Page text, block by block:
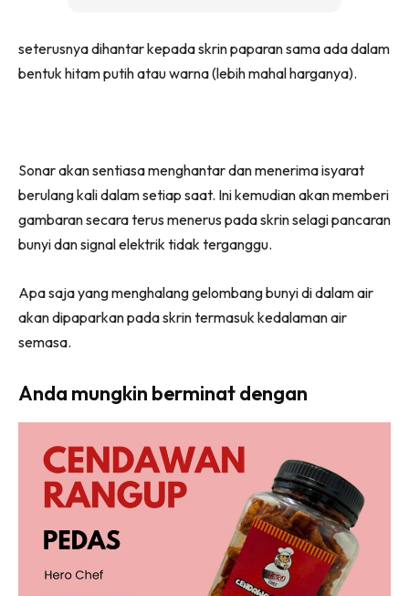
seterusnya dihantar kepada skrin paparan sama ada dalam
bentuk hitam putih atau warna (lebih mahal harganya).
Sonar akan sentiasa menghantar dan menerima isyarat
berulang kali dalam setiap saat. Ini kemudian akan memberi
gambaran secara terus menerus pada skrin selagi pancaran
bunyi dan signal elektrik tidak terganggu.
Apa saja yang menghalang gelombang bunyi di dalam air
akan dipaparkan pada skrin termasuk kedalaman air
semasa.
Anda mungkin berminat dengan